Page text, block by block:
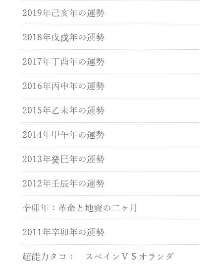
2019年己亥年の運勢
2018年戊戌年の運勢
2017年丁酉年の運勢
2016年丙申年の運勢
2015年乙未年の運勢
2014年甲午年の運勢
2013年癸巳年の運勢
2012年壬辰年の運勢
辛卯年：革命と地震の二ヶ月
2011年辛卯年の運勢
超能力タコ： スペインＶＳオランダ